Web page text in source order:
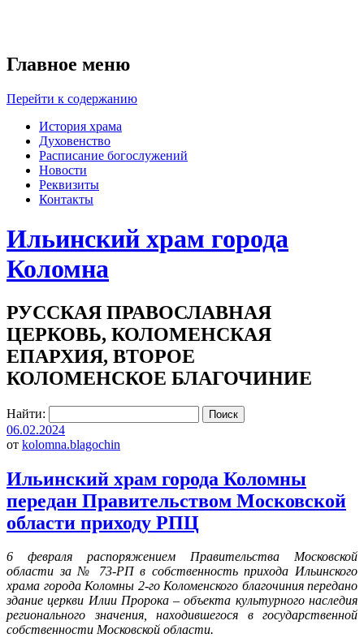
Главное меню
Перейти к содержанию
История храма
Духовенство
Расписание богослужений
Новости
Реквизиты
Контакты
Ильинский храм города
Коломна
РУССКАЯ ПРАВОСЛАВНАЯ
ЦЕРКОВЬ, КОЛОМЕНСКАЯ
ЕПАРХИЯ, ВТОРОЕ
КОЛОМЕНСКОЕ БЛАГОЧИНИЕ
Найти:
06.02.2024
от kolomna.blagochin
Ильинский храм города Коломны
передан Правительством Московской
области приходу РПЦ
6 февраля распоряжением Правительства Московской
области за № 73-РП в собственность прихода Ильинского
храма города Коломны 2-го Коломенского благочиния передано
здание церкви Илии Пророка – объекта культурного наследия
регионального значения, находившегося в государственной
собственности Московской области.